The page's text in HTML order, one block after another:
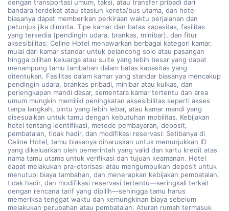
dengan transportasi umum, taksi, atau transfer pribadi dari
bandara terdekat atau stasiun kereta/bus utama, dan hotel
biasanya dapat memberikan perkiraan waktu perjalanan dan
petunjuk jika diminta. Tipe kamar dan batas kapasitas, fasilitas
yang tersedia (pendingin udara, brankas, minibar), dan fitur
aksesibilitas: Celine Hotel menawarkan berbagai kategori kamar,
mulai dari kamar standar untuk pelancong solo atau pasangan
hingga pilihan keluarga atau suite yang lebih besar yang dapat
menampung tamu tambahan dalam batas kapasitas yang
ditentukan. Fasilitas dalam kamar yang standar biasanya mencakup
pendingin udara, brankas pribadi, minibar atau kulkas, dan
perlengkapan mandi dasar, sementara kamar tertentu dan area
umum mungkin memiliki peningkatan aksesibilitas seperti akses
tanpa langkah, pintu yang lebih lebar, atau kamar mandi yang
disesuaikan untuk tamu dengan kebutuhan mobilitas. Kebijakan
hotel tentang identifikasi, metode pembayaran, deposit,
pembatalan, tidak hadir, dan modifikasi reservasi: Setibanya di
Celine Hotel, tamu biasanya diharuskan untuk menunjukkan ID
yang dikeluarkan oleh pemerintah yang valid dan kartu kredit atas
nama tamu utama untuk verifikasi dan tujuan keamanan. Hotel
dapat melakukan pra-otorisasi atau mengumpulkan deposit untuk
menutupi biaya tambahan, dan menerapkan kebijakan pembatalan,
tidak hadir, dan modifikasi reservasi tertentu—seringkali terkait
dengan rencana tarif yang dipilih—sehingga tamu harus
memeriksa tenggat waktu dan kemungkinan biaya sebelum
melakukan perubahan atau pembatalan. Aturan rumah termasuk